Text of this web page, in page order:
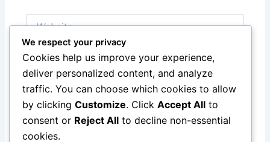
Save my name, email, and website in this browser
for the next time I comment.
We respect your privacy
Cookies help us improve your experience,
deliver personalized content, and analyze
traffic. You can choose which cookies to allow
by clicking Customize. Click Accept All to
consent or Reject All to decline non-essential
cookies.